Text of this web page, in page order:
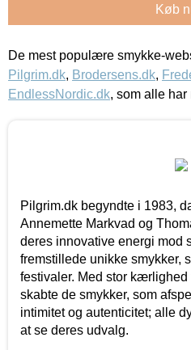
Køb
De mest populære smykke-
Pilgrim.dk, Brodersens.dk,
EndlessNordic.dk, som alle
Pilgrim.dk begyndte i 1983,
Annemette Markvad og
deres innovative energi mod
fremstillede unikke smykker,
festivaler. Med stor
skabte de smykker, som
intimitet og autenticitet; alle
at se deres udvalg.